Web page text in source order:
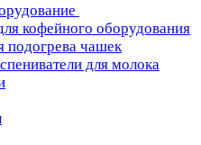
кофейного оборудования
подогрева чашек
для молока